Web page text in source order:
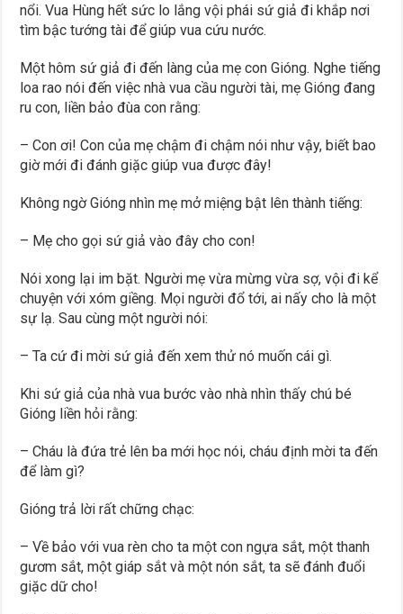
nổi. Vua Hùng hết sức lo lắng vội phái sứ giả đi khắp nơi
tìm bậc tướng tài để giúp vua cứu nước.
Một hôm sứ giả đi đến làng của mẹ con Gióng. Nghe tiếng
loa rao nói đến việc nhà vua cầu người tài, mẹ Gióng đang
ru con, liền bảo đùa con rằng:
– Con ơi! Con của mẹ chậm đi chậm nói như vậy, biết bao
giờ mới đi đánh giặc giúp vua được đây!
Không ngờ Gióng nhìn mẹ mở miệng bật lên thành tiếng:
– Mẹ cho gọi sứ giả vào đây cho con!
Nói xong lại im bặt. Người mẹ vừa mừng vừa sợ, vội đi kể
chuyện với xóm giềng. Mọi người đổ tới, ai nấy cho là một
sự lạ. Sau cùng một người nói:
– Ta cứ đi mời sứ giả đến xem thử nó muốn cái gì.
Khi sứ giả của nhà vua bước vào nhà nhìn thấy chú bé
Gióng liền hỏi rằng:
– Cháu là đứa trẻ lên ba mới học nói, cháu định mời ta đến
để làm gì?
Gióng trả lời rất chững chạc:
– Về bảo với vua rèn cho ta một con ngựa sắt, một thanh
gươm sắt, một giáp sắt và một nón sắt, ta sẽ đánh đuổi
giặc dữ cho!